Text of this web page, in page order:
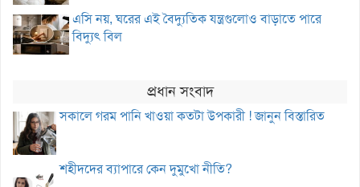
এসি নয়, ঘরের এই বৈদ্যুতিক যন্ত্রগুলোও বাড়াতে পারে
বিদ্যুৎ বিল
প্রধান সংবাদ
সকালে গরম পানি খাওয়া কতটা উপকারী ! জানুন বিস্তারিত
শহীদদের ব্যাপারে কেন দুমুখো নীতি?